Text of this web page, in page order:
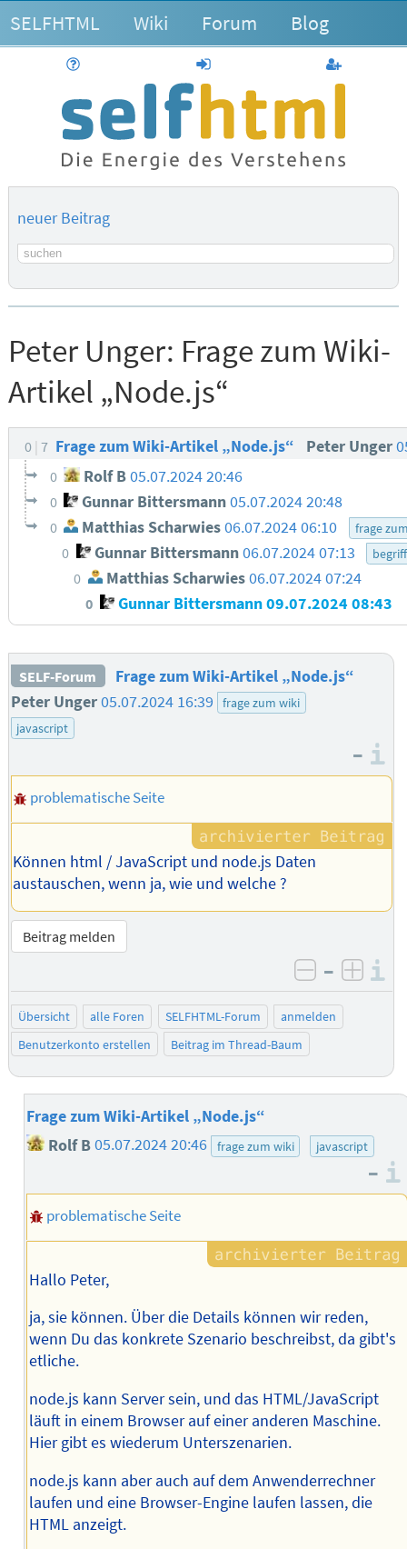
SELFHTML Wiki Forum Blog
anmelden
neuer Beitrag
Suchbegriff
Peter Unger: Frage zum Wiki-
Artikel „Node.js“
0 7 Frage zum Wiki-Artikel „Node.js“ Peter Unger
0 Rolf B05.07.2024 20:46
0 Gunnar Bittersmann05.07.2024 20:48
0 Matthias Scharwies06.07.2024 06:10 frage
0 Gunnar Bittersmann 06.07.2024 07:13 begriff
0 Matthias Scharwies06.07.2024 07:24
0 Gunnar Bittersmann09.07.2024 08:43
SELF-Forum
Frage zum Wiki-Artikel „Node.js“
Peter Unger05.07.2024 16:39
frage zum wiki
javascript
–
problematische Seite
Können html / JavaScript und node.js Daten
austauschen, wenn ja, wie und welche ?
Beitrag melden
negativ
–
Übersicht alle Foren SELFHTML-Forum
anmelden
Benutzerkonto erstellen
Beitrag im Thread-Baum
Frage zum Wiki-Artikel „Node.js“
Rolf B05.07.2024 20:46 frage zum wiki javascript
–
problematische Seite
Hallo Peter,
ja, sie können. Über die Details können wir reden,
wenn Du das konkrete Szenario beschreibst, da gibt's
etliche.
node.js kann Server sein, und das HTML/JavaScript
läuft in einem Browser auf einer anderen Maschine.
Hier gibt es wiederum Unterszenarien.
node.js kann aber auch auf dem Anwenderrechner
laufen und eine Browser-Engine laufen lassen, die
HTML anzeigt.